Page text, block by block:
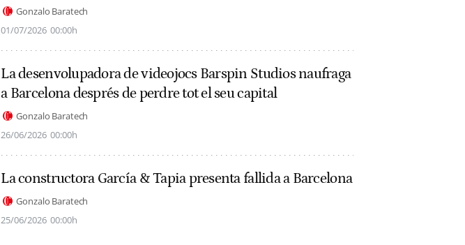
Gonzalo Baratech
01/07/2026 00:00h
La desenvolupadora de videojocs Barspin Studios naufraga
a Barcelona després de perdre tot el seu capital
Gonzalo Baratech
26/06/2026 00:00h
La constructora García & Tapia presenta fallida a Barcelona
Gonzalo Baratech
25/06/2026 00:00h